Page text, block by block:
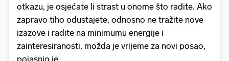
otkazu, je osjećate li strast u onome što radite. Ako
zapravo tiho odustajete, odnosno ne tražite nove
izazove i radite na minimumu energije i
zainteresiranosti, možda je vrijeme za novi posao,
pojasnio je.